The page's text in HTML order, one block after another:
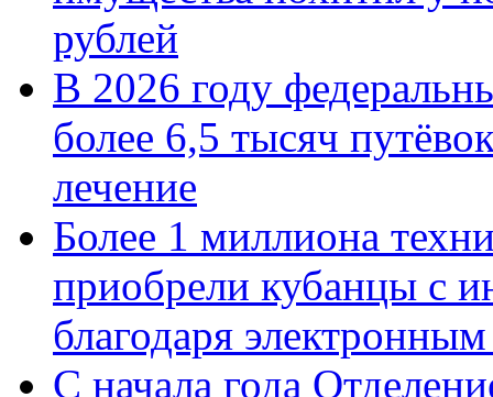
рублей
В 2026 году
более 6,5 тысяч
лечение
Более 1 миллиона
приобрели кубанцы с
благодаря
С начала года